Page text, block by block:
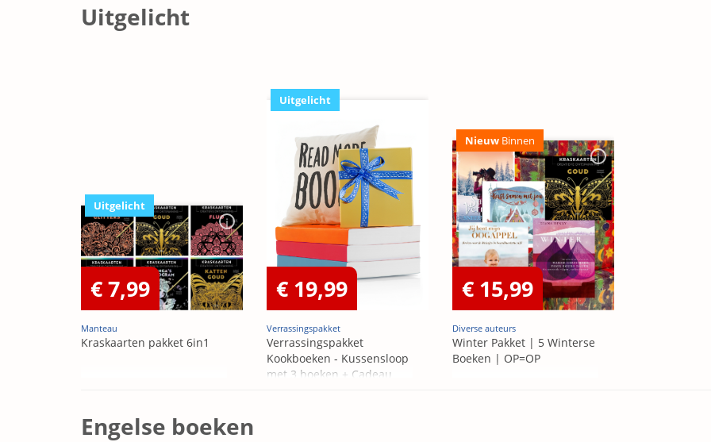
Uitgelicht
Uitgelicht
€ 7,99
Manteau
Kraskaarten pakket 6in1
Uitgelicht
€ 19,99
Verrassingspakket
Verrassingspakket
Kookboeken - Kussensloop
met 3 boeken + Cadeau
Nieuw Binnen
€ 15,99
Diverse auteurs
Winter Pakket | 5 Winterse
Boeken | OP=OP
Engelse boeken